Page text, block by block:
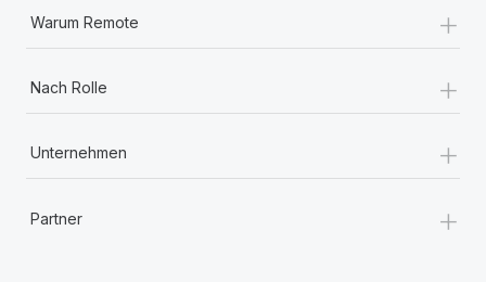
Warum Remote +
Nach Rolle +
Unternehmen +
Partner +